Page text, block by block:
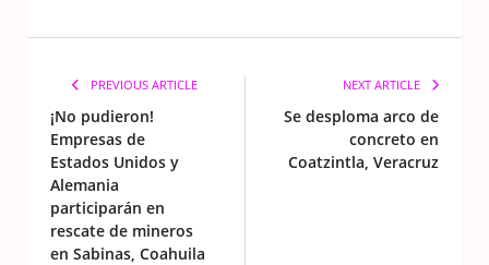
PREVIOUS ARTICLE
¡No pudieron!
Empresas de
Estados Unidos y
Alemania
participarán en
rescate de mineros
en Sabinas, Coahuila
NEXT ARTICLE
Se desploma arco de
concreto en
Coatzintla, Veracruz